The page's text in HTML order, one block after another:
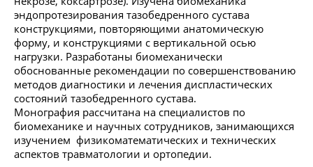
эндопротезирования тазобедренного сустава
конструкциями, повторяющими анатомическую
форму, и конструкциями с вертикальной осью
нагрузки. Разработаны биомеханически
обоснованные рекомендации по совершенствованию
методов диагностики и лечения диспластических
состояний тазобедренного сустава.
Монография рассчитана на специалистов по
биомеханике и научных сотрудников, занимающихся
изучением физикоматематических и технических
аспектов травматологии и ортопедии.